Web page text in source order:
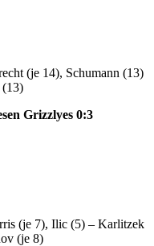
(je 14), Schumann (13)
(13)
Grizzlyes 0:3
(je 7), Ilic (5) – Karlitzek
(je 8)